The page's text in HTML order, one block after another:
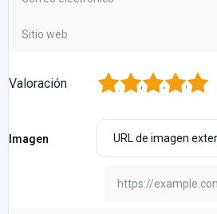
Valoración 5
4
3
2
Imagen